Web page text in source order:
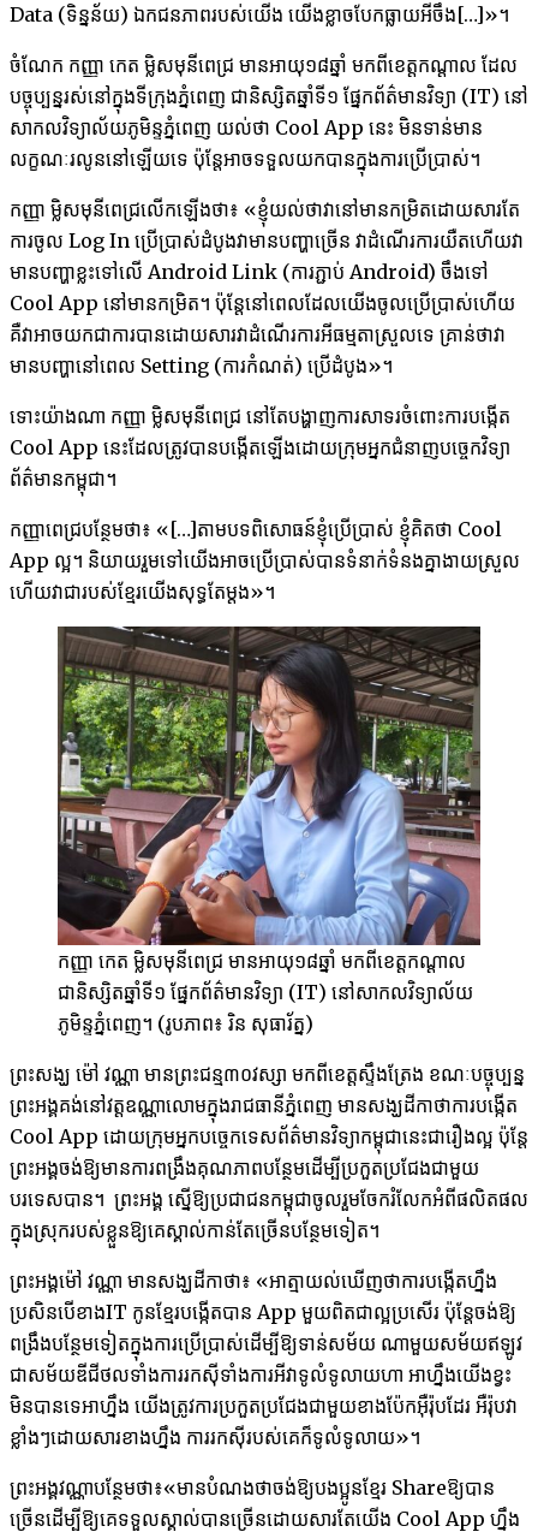
Data (ទិន្នន័យ) ឯកជនភាព​របស់​យើង យើង​ខ្លាច​បែក​ធ្លាយ​អីចឹង[…]»។
ចំណែក​ កញ្ញា កេត ម្លិសមុនីពេជ្រ មាន​អាយុ​១៨ឆ្នាំ មក​ពី​ខេត្ត​កណ្តាល ដែល​
បច្ចុប្បន្ន​រស់​នៅ​ក្នុង​ទីក្រុង​ភ្នំពេញ ជា​និស្សិត​ឆ្នាំ​ទី​១ ផ្នែក​ព័ត៌មាន​វិទ្យា (IT) នៅ​
សាកល​វិទ្យាល័យ​ភូមិន្ទ​ភ្នំពេញ យល់ថា Cool App នេះ ​មិន​ទាន់​មាន​
លក្ខណៈ​រលូន​នៅ​ឡើយ​ទេ ប៉ុន្តែ​អាចទទួល​យក​បាន​ក្នុង​ការ​ប្រើប្រាស់។
កញ្ញា ​ម្លិសមុនីពេជ្រ​លើក​ឡើង​ថា៖ «ខ្ញុំ​យល់​ថា​វា​នៅ​មាន​កម្រិត​ដោយសារ​តែ​
ការ​ចូល Log In ប្រើប្រាស់​ដំបូង​វា​មាន​បញ្ហា​ច្រើន វា​ដំណើរ​ការ​យឺត​ហើយ​វា​
មាន​បញ្ហា​ខ្លះ​ទៅ​លើ Android Link (ការ​ភ្ជាប់ Android) ចឹង​ទៅ
Cool App នៅ​មាន​កម្រិត។ ប៉ុន្តែ​នៅ​ពេល​ដែល​យើង​ចូល​ប្រើប្រាស់​ហើយ
គឺ​វាអាច​យក​ជា​ការ​បាន​ដោយសារ​វា​ដំណើរ​ការ​អី​ធម្មតា​ស្រួល​ទេ គ្រាន់​ថា​វា​
មាន​បញ្ហា​នៅ​ពេល Setting (ការកំណត់) ប្រើ​ដំបូង»។
ទោះយ៉ាងណា កញ្ញា ​ម្លិសមុនីពេជ្រ នៅ​តែ​បង្ហាញ​ការ​សាទរ​ចំពោះ​ការ​បង្កើត
Cool App នេះ​ដែលត្រូវបានបង្កើតឡើងដោយ​ក្រុម​អ្នក​ជំនាញ​បច្ចេកវិទ្យា​
ព័ត៌មាន​កម្ពុជា។
កញ្ញា​ពេជ្រ​បន្ថែម​ថា៖ «[…]តាម​បទពិសោធន៍​ខ្ញុំ​ប្រើប្រាស់ ​ខ្ញុំ​គិត​ថា Cool
App ល្អ។ និយាយ​រួមទៅយើង​អាច​ប្រើប្រាស់​បាន​ទំនាក់ទំនង​គ្នា​ងាយ​ស្រួល
ហើយ​វា​ជា​របស់​ខ្មែរ​យើង​សុទ្ធ​តែ​ម្តង»។
កញ្ញា កេត ម្លិសមុនីពេជ្រ មានអាយុ១៨ឆ្នាំ មកពីខេត្តកណ្តាល
ជានិស្សិតឆ្នាំទី១ ផ្នែកព័ត៌មានវិទ្យា (IT) នៅសាកលវិទ្យាល័យ
ភូមិន្ទភ្នំពេញ។ (រូបភាព៖ រិន សុធារ័ត្ន)
ព្រះសង្ឃ ម៉ៅ វណ្ណា មាន​ព្រះជន្ម​៣០​វស្សា មក​ពី​ខេត្ត​ស្ទឹងត្រែង ខណៈ​បច្ចុប្បន្ន
ព្រះអង្គ​គង់​នៅ​វត្ត​ឧណ្ណាលោម​ក្នុង​រាជធានីភ្នំពេញ មាន​សង្ឃ​ដីកាថាការបង្កើត
Cool App ដោយ​ក្រុម​អ្នក​បច្ចេកទេស​ព័ត៌មាន​វិទ្យា​កម្ពុជា​នេះ​ជា​រឿង​ល្អ ប៉ុន្តែ​
ព្រះអង្គ​ចង់​ឱ្យ​មានការពង្រឹងគុណភាព​បន្ថែម​ដើម្បី​ប្រកួត​ប្រជែង​ជា​មួយ​
បរទេស​បាន។ ព្រះអង្គ ​ស្នើ​ឱ្យ​ប្រជាជន​កម្ពុជា​ចូល​រួម​ចែករំលែកអំពី​ផលិតផល​
ក្នុង​ស្រុក​របស់​ខ្លួន​ឱ្យ​គេ​ស្គាល់​កាន់​តែ​ច្រើន​បន្ថែម​ទៀត។
ព្រះអង្គ​ម៉ៅ វណ្ណា មាន​សង្ឃដីកាថា៖ ​«អាត្មា​យល់​ឃើញ​ថា​ការ​បង្កើត​ហ្នឹង
ប្រសិន​បើ​ខាង​IT កូន​ខ្មែរបង្កើត​បាន App មួយ​ពិត​ជា​ល្អ​ប្រសើរ ប៉ុន្តែ​ចង់​ឱ្យ​
ពង្រឹង​បន្ថែម​ទៀត​ក្នុង​ការ​ប្រើប្រាស់​ដើម្បី​ឱ្យ​ទាន់សម័យ ណា​មួយ​សម័យ​ឥឡូវ​
ជា​សម័យ​ឌីជីថល​ទាំង​ការ​រក​ស៊ី​ទាំង​ការ​អី​វា​ទូលំទូលាយ​ហា​ អា​ហ្នឹងយើង​ខ្វះ​
មិន​បាន​ទេ​អា​ហ្នឹង យើង​ត្រូវ​ការ​ប្រកួត​ប្រជែង​ជា​មួយ​ខាង​ប៉ែក​អ៊ឺរ៉ុប​ដែរ អឺរ៉ុប​វា​
ខ្លាំងៗដោយសារ​ខាង​ហ្នឹង ការ​រក​ស៊ី​របស់​គេ​ក៏​ទូលំទូលាយ​»។
ព្រះអង្គ​វណ្ណា​បន្ថែម​ថា៖«មាន​បំណង​ថា​ចង់​ឱ្យ​បងប្អូន​ខ្មែរ Shareឱ្យ​បាន​
ច្រើន​ដើម្បី​ឱ្យ​គេ​ទទួលស្គាល់​បាន​ច្រើន​ដោយសារ​តែ​យើង Cool App ហ្នឹង​